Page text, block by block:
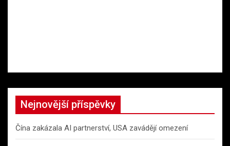
Nejnovější příspěvky
Čína zakázala AI partnerství, USA zavádějí omezení